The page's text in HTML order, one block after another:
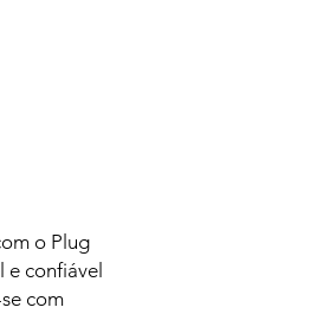
o Plug
e confiável
com